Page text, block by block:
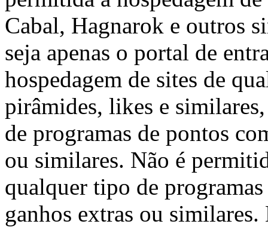
Cabal, Hagnarok e outros
seja apenas o portal de
hospedagem de sites de
pirâmides, likes e
de programas de pontos
ou similares. Não é
qualquer tipo de
ganhos extras ou